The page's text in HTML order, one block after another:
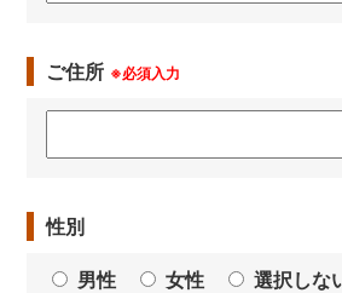
ご住所 ※必須入力
性別
男性 女性 選択しな